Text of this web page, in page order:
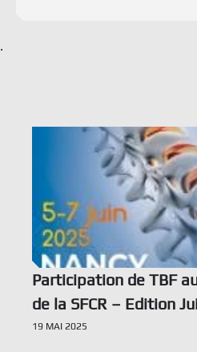
.
Participation de TBF
de la SFCR – Edition
19 MAI 2025